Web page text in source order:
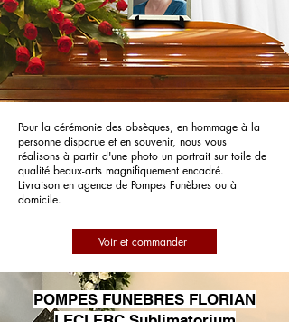
Pour la cérémonie des obsèques, en hommage à la
personne disparue et en souvenir, nous vous
réalisons à partir d'une photo un portrait sur toile de
qualité beaux-arts magnifiquement encadré.
Livraison en agence de Pompes Funèbres ou à
domicile.
Voir et commander
POMPES FUNEBRES FLORIAN
LECLERC Sublimatorium